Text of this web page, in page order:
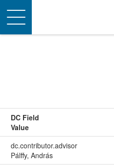
Toggle
navigation
DC Field
Value
dc.contributor.advisor
Pálffy, András